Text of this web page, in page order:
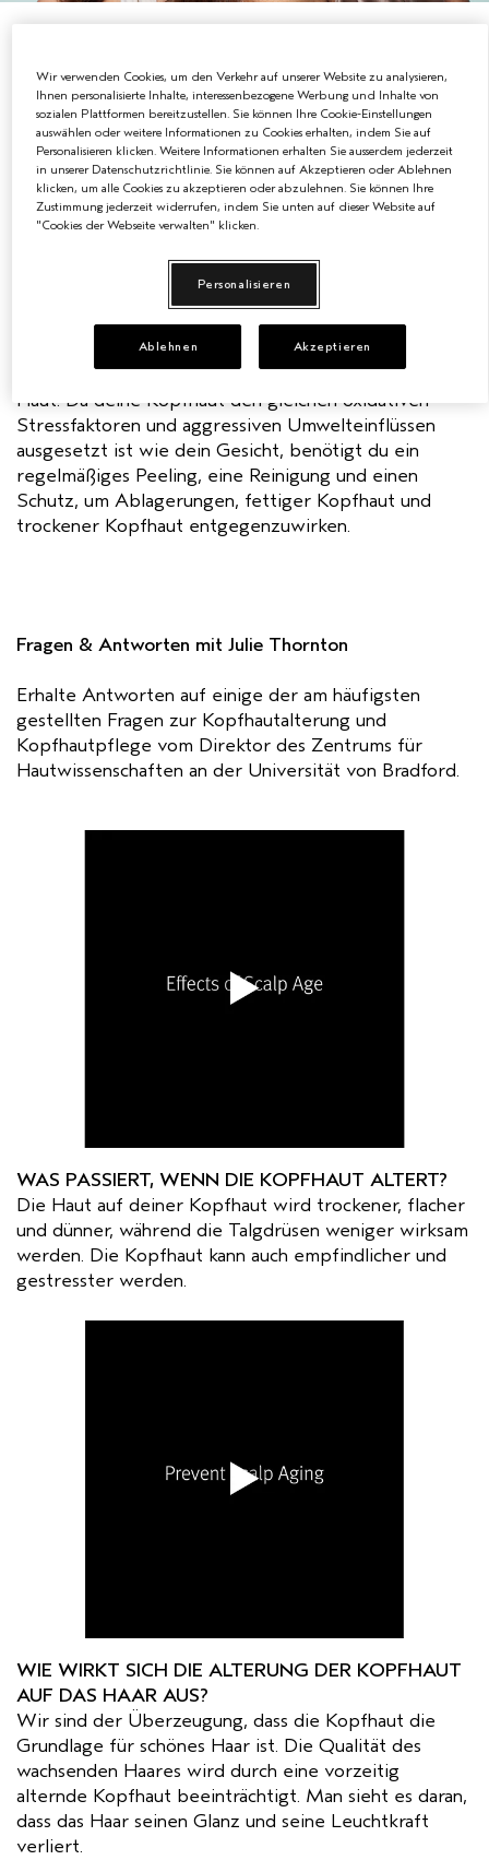
ALLE KOLLEKTIONEN
Das A und O der Kopfhautpflege
Wirke den Anzeichen vorzeitiger Kopfhautalterung
entgegen
Wir betrachten die Kopfhautpflege als jüngste
Innovation der Haarpflege. Routinemäßige Pflege ist
ausschlaggebend. Wusstest du, dass deine Kopfhaut
genauso altert wie dein Gesicht? Deshalb ist die
Pflege der Kopfhaut genauso wichtig, wie die der
Haut. Da deine Kopfhaut den gleichen oxidativen
Stressfaktoren und aggressiven Umwelteinflüssen
ausgesetzt ist wie dein Gesicht, benötigt du ein
regelmäßiges Peeling, eine Reinigung und einen
Schutz, um Ablagerungen, fettiger Kopfhaut und
trockener Kopfhaut entgegenzuwirken.
Fragen & Antworten mit Julie Thornton
Erhalte Antworten auf einige der am häufigsten
gestellten Fragen zur Kopfhautalterung und
Kopfhautpflege vom Direktor des Zentrums für
Hautwissenschaften an der Universität von Bradford.
WAS PASSIERT, WENN DIE KOPFHAUT ALTERT?
Die Haut auf deiner Kopfhaut wird trockener, flacher
und dünner, während die Talgdrüsen weniger wirksam
werden. Die Kopfhaut kann auch empfindlicher und
gestresster werden.
WIE WIRKT SICH DIE ALTERUNG DER KOPFHAUT
AUF DAS HAAR AUS?
Wir sind der Überzeugung, dass die Kopfhaut die
Grundlage für schönes Haar ist. Die Qualität des
wachsenden Haares wird durch eine vorzeitig
alternde Kopfhaut beeinträchtigt. Man sieht es daran,
dass das Haar seinen Glanz und seine Leuchtkraft
verliert.
Wir verwenden Cookies, um den Verkehr auf unserer Website zu analysieren,
Ihnen personalisierte Inhalte, interessenbezogene Werbung und Inhalte von
sozialen Plattformen bereitzustellen. Sie können Ihre Cookie-Einstellungen
auswählen oder weitere Informationen zu Cookies erhalten, indem Sie auf
Personalisieren klicken. Weitere Informationen erhalten Sie ausserdem jederzeit
in unserer Datenschutzrichtlinie. Sie können auf Akzeptieren oder Ablehnen
klicken, um alle Cookies zu akzeptieren oder abzulehnen. Sie können Ihre
Zustimmung jederzeit widerrufen, indem Sie unten auf dieser Website auf
"Cookies der Webseite verwalten" klicken.
Personalisieren
Ablehnen Akzeptieren